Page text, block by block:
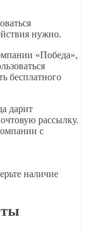
нужно.
«Победа»,
бесплатного
дарит
рассылку.
с
наличие